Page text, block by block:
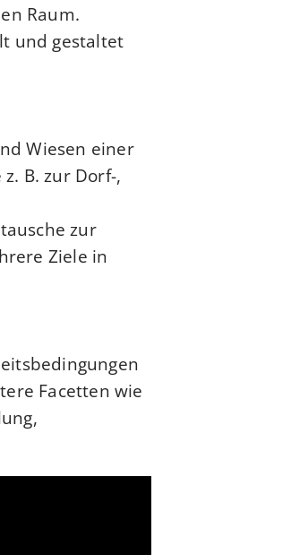
Raum.
und gestaltet
Wiesen einer
B. zur Dorf-,
zur
Ziele in
Facetten wie